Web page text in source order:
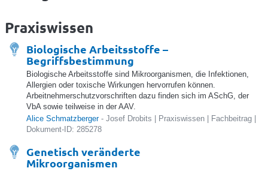
Praxiswissen
Biologische Arbeitsstoffe –
Begriffsbestimmung
Biologische Arbeitsstoffe sind Mikroorganismen, die Infektionen,
Allergien oder toxische Wirkungen hervorrufen können.
Arbeitnehmerschutzvorschriften dazu finden sich im ASchG, der
VbA sowie teilweise in der AAV.
Alice Schmatzberger- Josef Drobits | Praxiswissen | Fachbeitrag |
Dokument-ID: 285278
Genetisch veränderte
Mikroorganismen